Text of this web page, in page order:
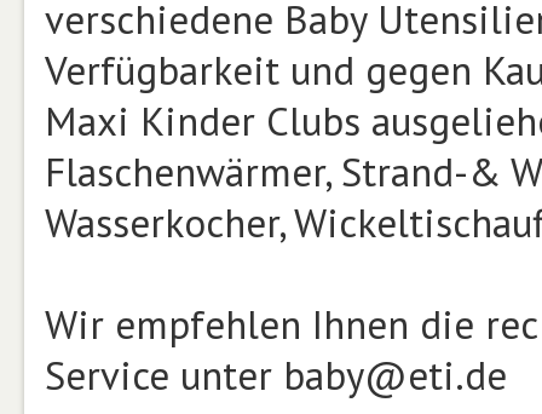
verschiedene Baby
Verfügbarkeit und gegen
Maxi Kinder Clubs
Flaschenwärmer, Strand-&
Wasserkocher,
Wir empfehlen Ihnen die
Service unter baby@eti.de